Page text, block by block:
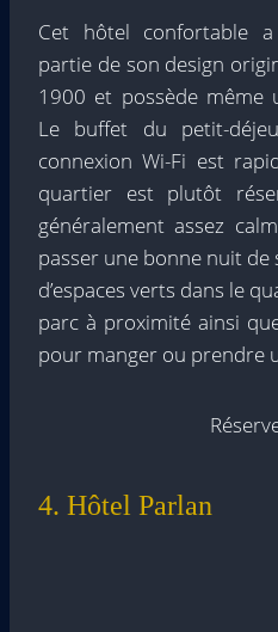
Cet hôtel confortable
partie de son design
1900 et possède même
Le buffet du petit-
connexion Wi-Fi est
quartier est plutôt
généralement assez
passer une bonne nuit de
d’espaces verts dans le
parc à proximité ainsi
pour manger ou prendre
4. Hôtel Parlan